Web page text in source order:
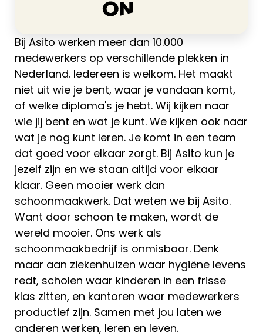
Bij Asito werken meer dan 10.000
medewerkers op verschillende plekken in
Nederland. Iedereen is welkom. Het maakt
niet uit wie je bent, waar je vandaan komt,
of welke diploma's je hebt. Wij kijken naar
wie jij bent en wat je kunt. We kijken ook naar
wat je nog kunt leren. Je komt in een team
dat goed voor elkaar zorgt. Bij Asito kun je
jezelf zijn en we staan altijd voor elkaar
klaar. Geen mooier werk dan
schoonmaakwerk. Dat weten we bij Asito.
Want door schoon te maken, wordt de
wereld mooier. Ons werk als
schoonmaakbedrijf is onmisbaar. Denk
maar aan ziekenhuizen waar hygiëne levens
redt, scholen waar kinderen in een frisse
klas zitten, en kantoren waar medewerkers
productief zijn. Samen met jou laten we
anderen werken, leren en leven.